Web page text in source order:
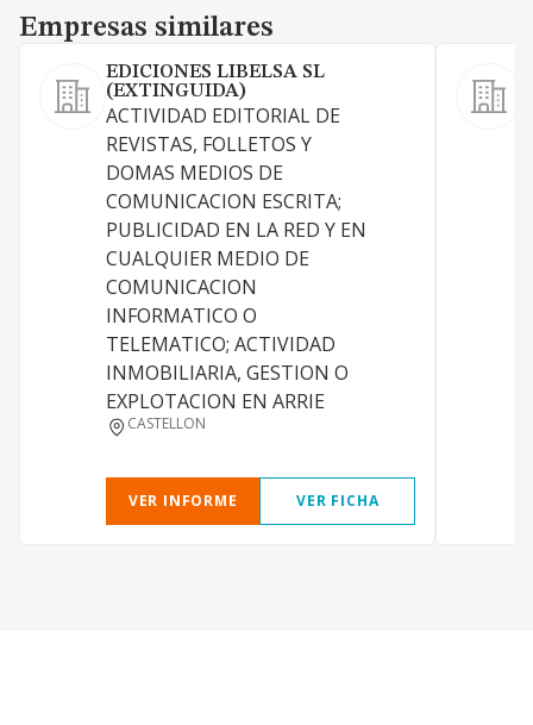
Empresas similares
Empresas similares
EDICIONES LIBELSA SL
(EXTINGUIDA)
ACTIVIDAD EDITORIAL DE
REVISTAS, FOLLETOS Y
DOMAS MEDIOS DE
COMUNICACION ESCRITA;
PUBLICIDAD EN LA RED Y EN
CUALQUIER MEDIO DE
COMUNICACION
INFORMATICO O
TELEMATICO; ACTIVIDAD
INMOBILIARIA, GESTION O
EXPLOTACION EN ARRIE
CASTELLON
VER INFORME VER FICHA